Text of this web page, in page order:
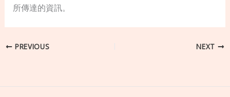
所傳達的資訊。
PREVIOUS NEXT